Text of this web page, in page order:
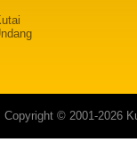
Copyright © 2001-2026